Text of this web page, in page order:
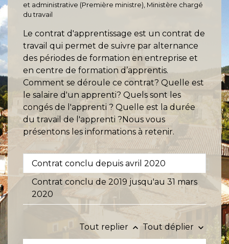
et administrative (Première ministre), Ministère chargé
du travail
Le contrat d'apprentissage est un contrat de
travail qui permet de suivre par alternance
des périodes de formation en entreprise et
en centre de formation d’apprentis.
Comment se déroule ce contrat? Quelle est
le salaire d'un apprenti? Quels sont les
congés de l'apprenti ? Quelle est la durée
du travail de l'apprenti ?Nous vous
présentons les informations à retenir.
Contrat conclu depuis avril 2020
Contrat conclu de 2019 jusqu'au 31 mars
2020
Tout replier keyboard_arrow_up Tout déplier keyboard_arrow_down